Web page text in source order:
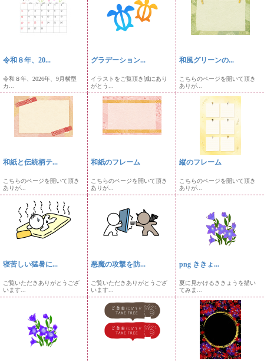
令和８年、20...
令和８年、2026年、9月横型
カ...
グラデーション...
イラストをご覧頂き誠にあり
がとう...
和風グリーンの...
こちらのページを開いて頂き
ありが...
和紙と伝統柄テ...
こちらのページを開いて頂き
ありが...
和紙のフレーム
こちらのページを開いて頂き
ありが...
縦のフレーム
こちらのページを開いて頂き
ありが...
寝苦しい猛暑に...
ご覧いただきありがとうござ
います...
悪魔の攻撃を防...
ご覧いただきありがとうござ
います...
png ききょ...
夏に見かけるききょうを描い
てみま...